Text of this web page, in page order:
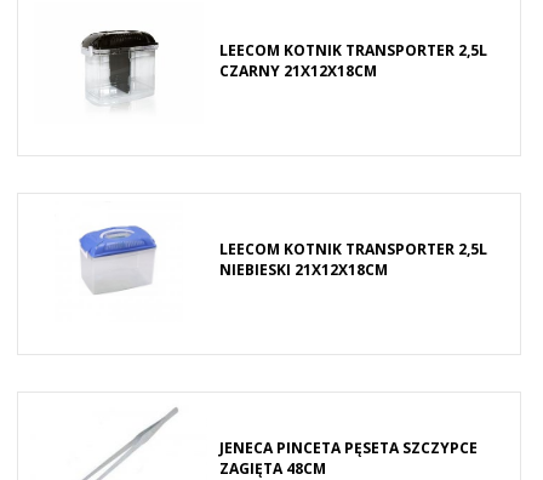
LEECOM KOTNIK TRANSPORTER 2,5L
CZARNY 21X12X18CM
LEECOM KOTNIK TRANSPORTER 2,5L
NIEBIESKI 21X12X18CM
JENECA PINCETA PĘSETA SZCZYPCE
ZAGIĘTA 48CM